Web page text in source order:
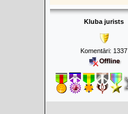
Kluba jurists
Komentāri: 1337